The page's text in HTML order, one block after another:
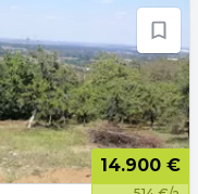
14.900 €